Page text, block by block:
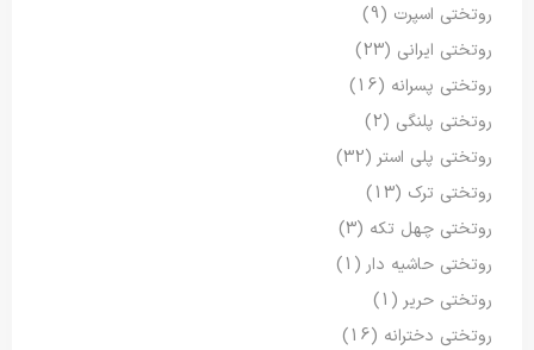
روتختی اسپرت (9)
روتختی ایرانی (23)
روتختی پسرانه (16)
روتختی پلنگی (2)
روتختی پلی استر (32)
روتختی ترک (13)
روتختی چهل تکه (3)
روتختی حاشیه دار (1)
روتختی حریر (1)
روتختی دخترانه (16)